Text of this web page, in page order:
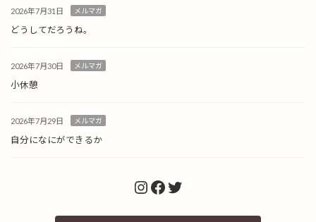
2026年7月31日 メルマガ
どうしてだろうね。
2026年7月30日 メルマガ
小休憩
2026年7月29日 メルマガ
自分になにができるか
Instagram
Facebook
Twitter